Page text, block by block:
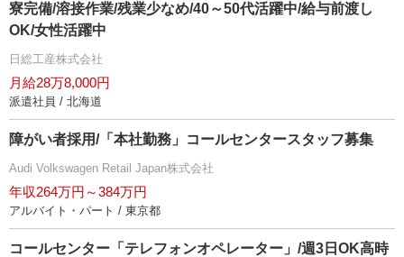
寮完備/溶接作業/残業少なめ/40～50代活躍中/給与前渡し
OK/女性活躍中
日総工産株式会社
月給28万8,000円
派遣社員 / 北海道
障がい者採用/「本社勤務」コールセンタースタッフ募集
Audi Volkswagen Retail Japan株式会社
年収264万円～384万円
アルバイト・パート / 東京都
コールセンター「テレフォンオペレーター」/週3日OK高時